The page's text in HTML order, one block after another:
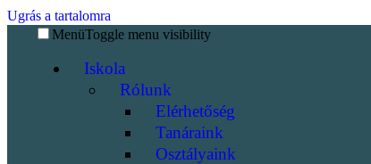
Ugrás a tartalomra
MenüToggle menu visibility
Iskola
Rólunk
Elérhetőség
Tanáraink
Osztályaink